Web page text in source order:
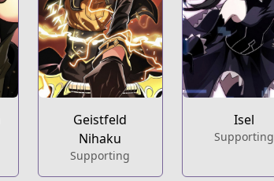
Geistfeld
Nihaku
Supporting
Isel
Supporting